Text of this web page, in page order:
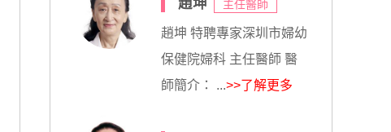
趙坤 主任醫師
趙坤 特聘專家深圳市婦幼
保健院婦科 主任醫師 醫
師簡介： ...>>了解更多